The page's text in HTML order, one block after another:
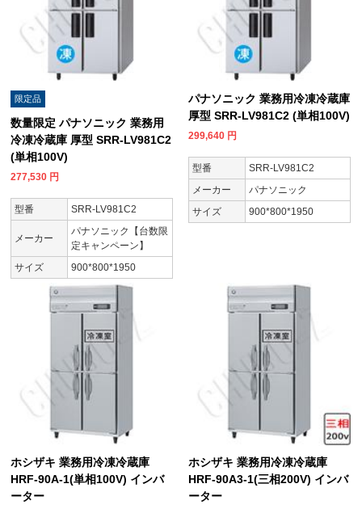
限定品
数量限定 パナソニック 業務用
冷凍冷蔵庫 厚型 SRR-LV981C2
(単相100V)
277,530 円
型番 SRR-LV981C2
メーカー
パナソニック【台数限
定キャンペーン】
サイズ
900*800*1950
パナソニック 業務用冷凍冷蔵庫
厚型 SRR-LV981C2 (単相100V)
299,640 円
型番
SRR-LV981C2
メーカー
パナソニック
サイズ
900*800*1950
ホシザキ 業務用冷凍冷蔵庫
HRF-90A-1(単相100V) インバ
ーター
ホシザキ 業務用冷凍冷蔵庫
HRF-90A3-1(三相200V) インバ
ーター